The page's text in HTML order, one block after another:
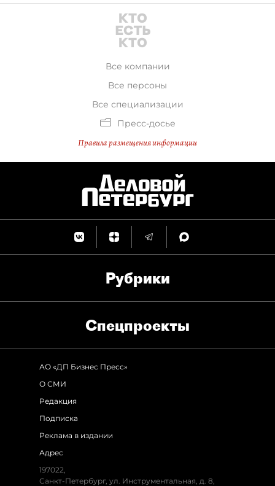
Все компании
Все персоны
Все специализации
Пресс-досье
Правила размещения информации
Рубрики
Спец­проекты
АО «ДП Бизнес Пресс»
О СМИ
Редакция
Подписка
Реклама в издании
Адрес
197022,
Санкт-Петербург, ул. Инструментальная, д. 8,